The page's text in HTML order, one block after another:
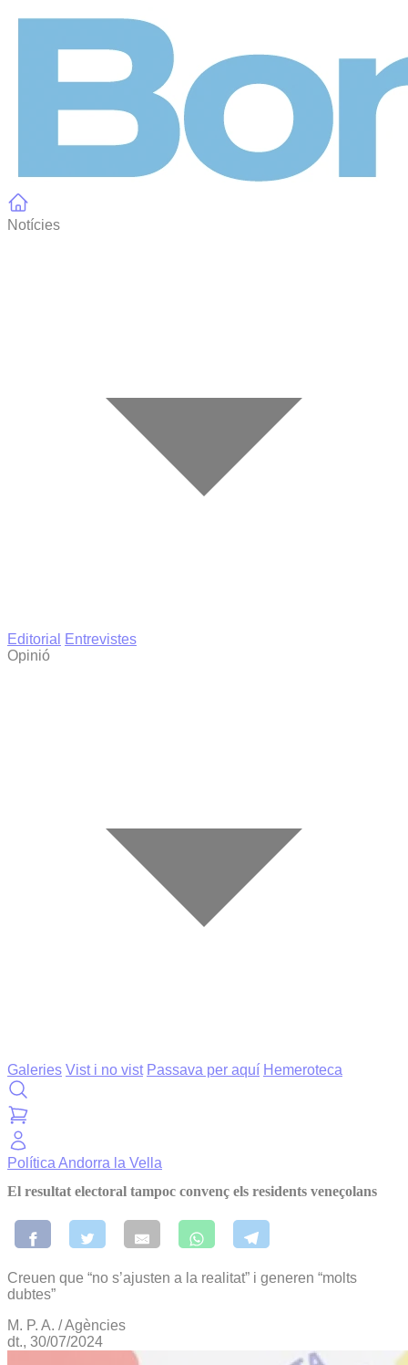
Notícies
Editorial
Entrevistes
Opinió
Galeries Vist i no vist Passava per aquí Hemeroteca
Política Andorra la Vella
El resultat electoral tampoc convenç els residents veneçolans
Creuen que “no s’ajusten a la realitat” i generen “molts
dubtes”
M. P. A. / Agències
dt., 30/07/2024